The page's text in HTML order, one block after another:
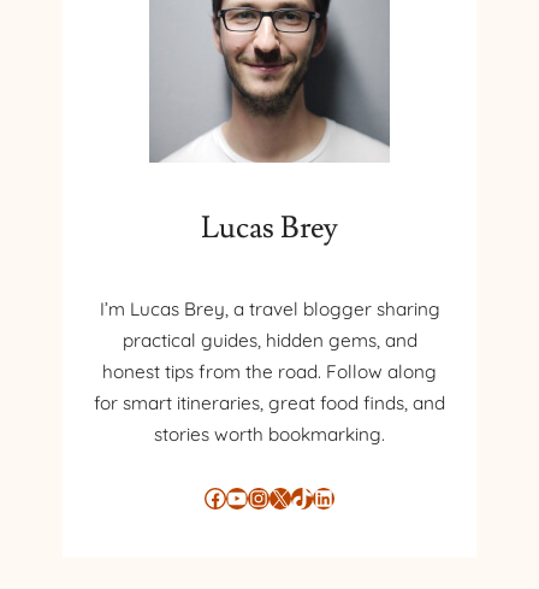
Lucas Brey
I’m Lucas Brey, a travel blogger sharing
practical guides, hidden gems, and
honest tips from the road. Follow along
for smart itineraries, great food finds, and
stories worth bookmarking.
Facebook YouTube InstagramX TikTok LinkedIn